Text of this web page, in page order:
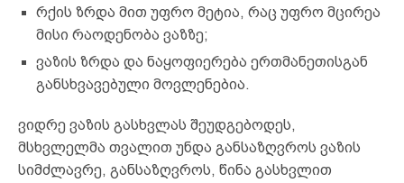
რქის ზრდა მით უფრო მეტია, რაც უფრო მცირეა
მისი რაოდენობა ვაზზე;
ვაზის ზრდა და ნაყოფიერება ერთმანეთისგან
განსხვავებული მოვლენებია.
ვიდრე ვაზის გასხვლას შეუდგებოდეს,
მსხვლელმა თვალით უნდა განსაზღვროს ვაზის
სიმძლავრე, განსაზღვროს, წინა გასხვლით